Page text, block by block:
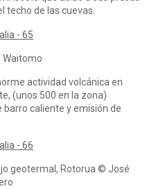
techo de las cuevas.
Waitomo
actividad volcánica en
(unos 500 en la zona)
caliente y emisión de
geotermal, Rotorua © José